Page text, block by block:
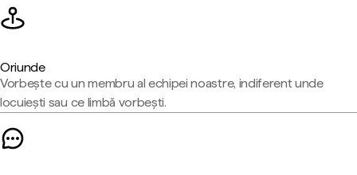
Oriunde
Vorbește cu un membru al echipei noastre, indiferent unde
locuiești sau ce limbă vorbești.